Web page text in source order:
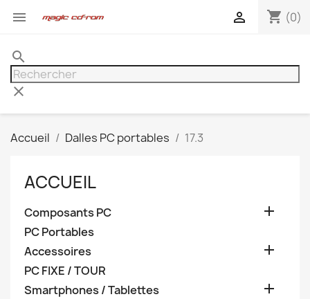
 shopping_cart (0)

search
clear
Accueil Dalles PC portables 17.3
ACCUEIL
Composants PC 
PC Portables
Accessoires

PC FIXE / TOUR
Smartphones / Tablettes
